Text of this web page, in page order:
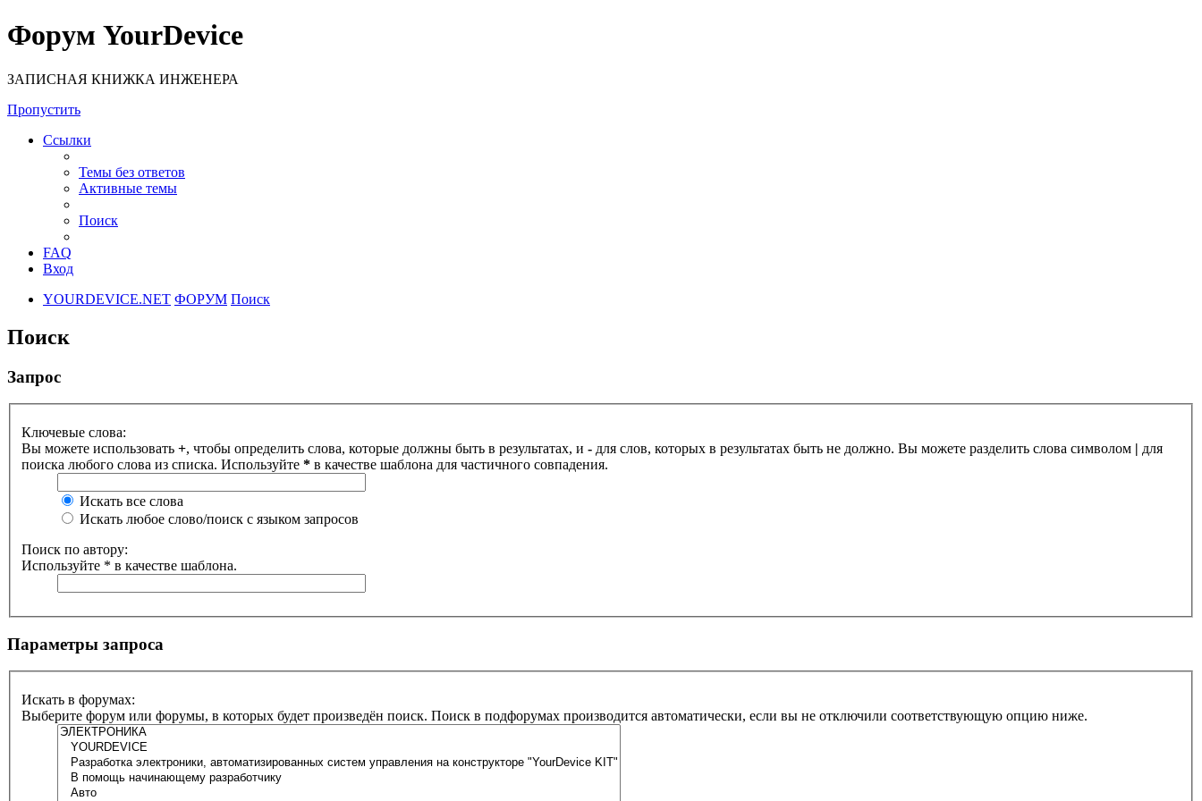
Форум YourDevice
ЗАПИСНАЯ КНИЖКА ИНЖЕНЕРА
Пропустить
Ссылки
Темы без ответов
Активные темы
Поиск
FAQ
Вход
YOURDEVICE.NET ФОРУМ Поиск
Поиск
Запрос
Ключевые слова:
Вы можете использовать +, чтобы определить слова, которые должны быть в результатах, и - для слов, которых в результатах быть не должно. Вы можете разделить слова символом | для
поиска любого слова из списка. Используйте * в качестве шаблона для частичного совпадения.
Искать все слова
Искать любое слово/поиск с языком запросов
Поиск по автору:
Используйте * в качестве шаблона.
Параметры запроса
Искать в форумах:
Выберите форум или форумы, в которых будет произведён поиск. Поиск в подфорумах производится автоматически, если вы не отключили соответствующую опцию ниже.